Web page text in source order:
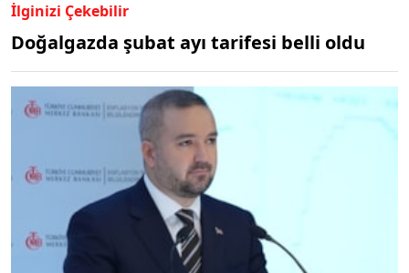
İlginizi Çekebilir
Doğalgazda şubat ayı tarifesi belli oldu